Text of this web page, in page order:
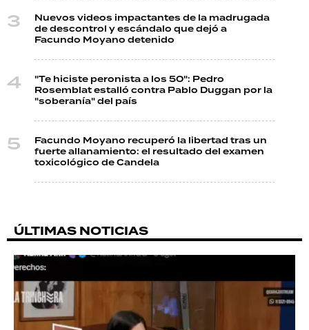
Nuevos videos impactantes de la madrugada
de descontrol y escándalo que dejó a
Facundo Moyano detenido
"Te hiciste peronista a los 50": Pedro
Rosemblat estalló contra Pablo Duggan por la
"soberanía" del país
Facundo Moyano recuperó la libertad tras un
fuerte allanamiento: el resultado del examen
toxicológico de Candela
ÚLTIMAS NOTICIAS